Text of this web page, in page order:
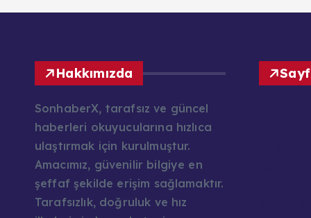
Hakkımızda
SonhaberX, tarafsız ve güncel
haberleri okuyucularına hızlıca
ulaştırmak için kurulmuştur.
Amacımız, güvenilir bilgiye en
şeffaf şekilde erişim sağlamaktır.
Tarafsızlık, doğruluk ve hız